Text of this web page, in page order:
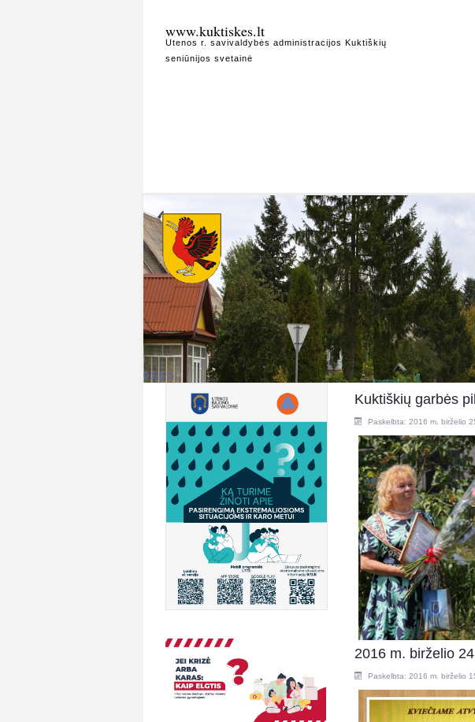
www.kuktiskes.lt
Utenos r. savivaldybės administracijos Kuktiškių
seniūnijos svetainė
0 1 2 3
Kuktiškių garbės
Paskelbta: 2016 m. birželio
2016 m. birželio
Paskelbta: 2016 m. birželio